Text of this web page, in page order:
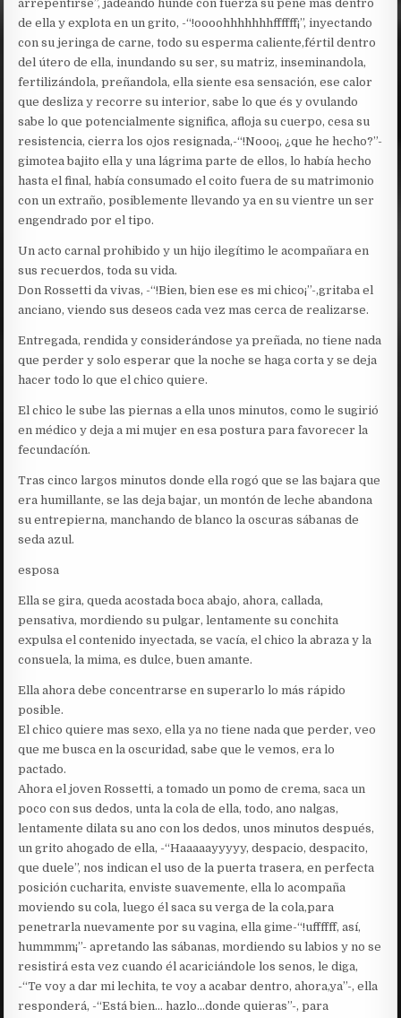
arrepentirse”, jadeando hunde con fuerza su pene más dentro
de ella y explota en un grito, -“!oooohhhhhhhffffff¡”, inyectando
con su jeringa de carne, todo su esperma caliente,fértil dentro
del útero de ella, inundando su ser, su matriz, inseminandola,
fertilizándola, preñandola, ella siente esa sensación, ese calor
que desliza y recorre su interior, sabe lo que és y ovulando
sabe lo que potencialmente significa, afloja su cuerpo, cesa su
resistencia, cierra los ojos resignada,-“!Nooo¡, ¿que he hecho?”-
gimotea bajito ella y una lágrima parte de ellos, lo había hecho
hasta el final, había consumado el coito fuera de su matrimonio
con un extraño, posiblemente llevando ya en su vientre un ser
engendrado por el tipo.
Un acto carnal prohibido y un hijo ilegítimo le acompañara en
sus recuerdos, toda su vida.
Don Rossetti da vivas, -“!Bien, bien ese es mi chico¡”-,gritaba el
anciano, viendo sus deseos cada vez mas cerca de realizarse.
Entregada, rendida y considerándose ya preñada, no tiene nada
que perder y solo esperar que la noche se haga corta y se deja
hacer todo lo que el chico quiere.
El chico le sube las piernas a ella unos minutos, como le sugirió
en médico y deja a mi mujer en esa postura para favorecer la
fecundacíón.
Tras cinco largos minutos donde ella rogó que se las bajara que
era humillante, se las deja bajar, un montón de leche abandona
su entrepierna, manchando de blanco la oscuras sábanas de
seda azul.
esposa
Ella se gira, queda acostada boca abajo, ahora, callada,
pensativa, mordiendo su pulgar, lentamente su conchita
expulsa el contenido inyectada, se vacía, el chico la abraza y la
consuela, la mima, es dulce, buen amante.
Ella ahora debe concentrarse en superarlo lo más rápido
posible.
El chico quiere mas sexo, ella ya no tiene nada que perder, veo
que me busca en la oscuridad, sabe que le vemos, era lo
pactado.
Ahora el joven Rossetti, a tomado un pomo de crema, saca un
poco con sus dedos, unta la cola de ella, todo, ano nalgas,
lentamente dilata su ano con los dedos, unos minutos después,
un grito ahogado de ella, -“Haaaaayyyyy, despacio, despacito,
que duele”, nos indican el uso de la puerta trasera, en perfecta
posición cucharita, enviste suavemente, ella lo acompaña
moviendo su cola, luego él saca su verga de la cola,para
penetrarla nuevamente por su vagina, ella gime-“!uffffff, así,
hummmm¡”- apretando las sábanas, mordiendo su labios y no se
resistirá esta vez cuando él acariciándole los senos, le diga,
-“Te voy a dar mi lechita, te voy a acabar dentro, ahora,ya”-, ella
responderá, -“Está bien… hazlo…donde quieras”-, para